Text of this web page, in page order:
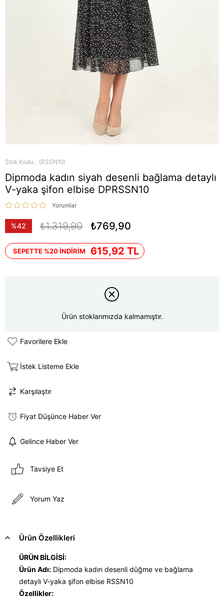
Stok Kodu (RSSN10)
Dipmoda kadın siyah desenli bağlama detaylı
V-yaka şifon elbise DPRSSN10
Yorumlar
%42
₺1.319,90 ₺769,90
SEPETTE %20 İNDİRİM 615,92 TL
Ürün stoklarımızda kalmamıştır.
Favorilere Ekle
İstek Listeme Ekle
Karşılaştır
Fiyat Düşünce Haber Ver
Gelince Haber Ver
Tavsiye Et
Yorum Yaz
Ürün Özellikleri
ÜRÜN BİLGİSİ:
Ürün Adı: Dipmoda kadın desenli düğme ve bağlama
detaylı V-yaka şifon elbise RSSN10
Özellikler: